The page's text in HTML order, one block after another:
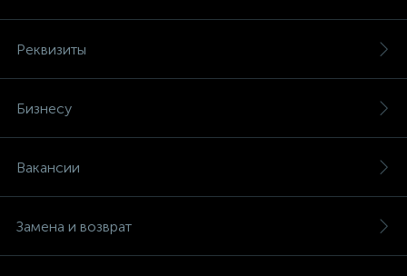
Реквизиты
Бизнесу
Вакансии
Замена и возврат